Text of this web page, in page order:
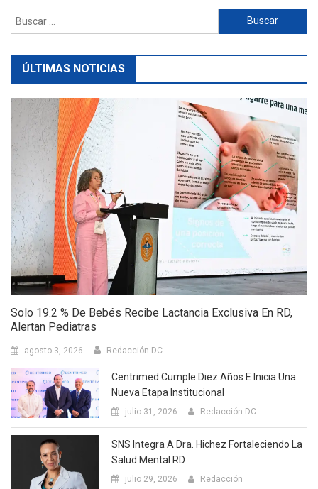
Buscar:
ÚLTIMAS NOTICIAS
Solo 19.2 % De Bebés Recibe Lactancia Exclusiva En RD,
Alertan Pediatras
agosto 3, 2026 Redacción DC
Centrimed Cumple Diez Años E Inicia Una
Nueva Etapa Institucional
julio 31, 2026 Redacción DC
SNS Integra A Dra. Hichez Fortaleciendo La
Salud Mental RD
julio 29, 2026 Redacción